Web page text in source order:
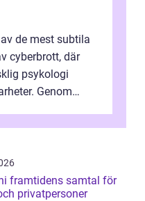
de mest subtila
cyberbrott, där
psykologi
Genom
för
privatpersoner